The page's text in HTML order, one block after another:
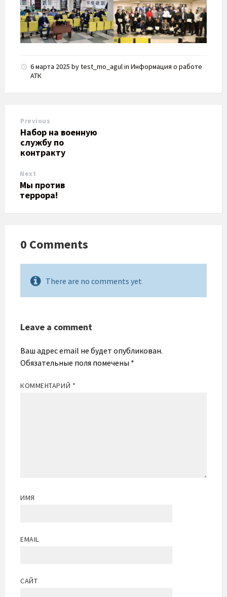
6 марта 2025 bytest_mo_agulin Информация о работе
АТК
Previous
Набор на военную
службу по
контракту
Next
Мы против
террора!
0 Comments
There are no comments yet
Leave a comment
Ваш адрес email не будет опубликован.
Обязательные поля помечены *
КОММЕНТАРИЙ *
ИМЯ
EMAIL
САЙТ